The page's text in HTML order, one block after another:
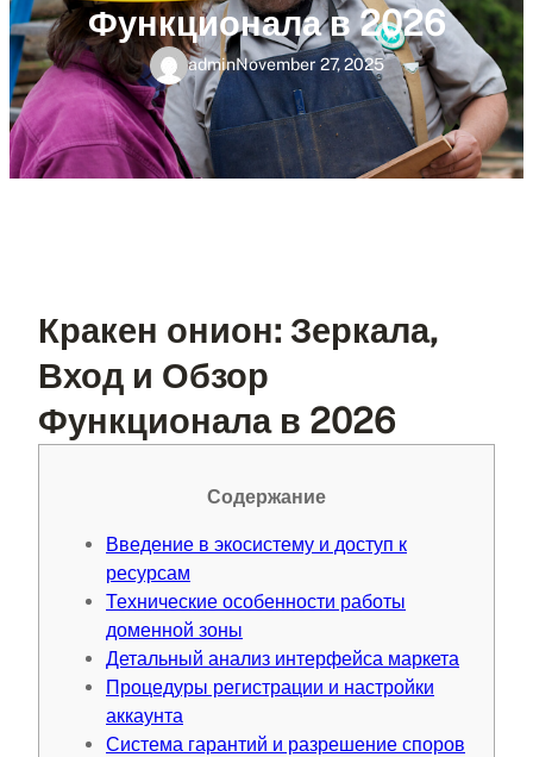
Функционала в 2026
adminNovember 27, 2025
Кракен онион: Зеркала,
Вход и Обзор
Функционала в 2026
Содержание
Введение в экосистему и доступ к
ресурсам
Технические особенности работы
доменной зоны
Детальный анализ интерфейса маркета
Процедуры регистрации и настройки
аккаунта
Система гарантий и разрешение споров